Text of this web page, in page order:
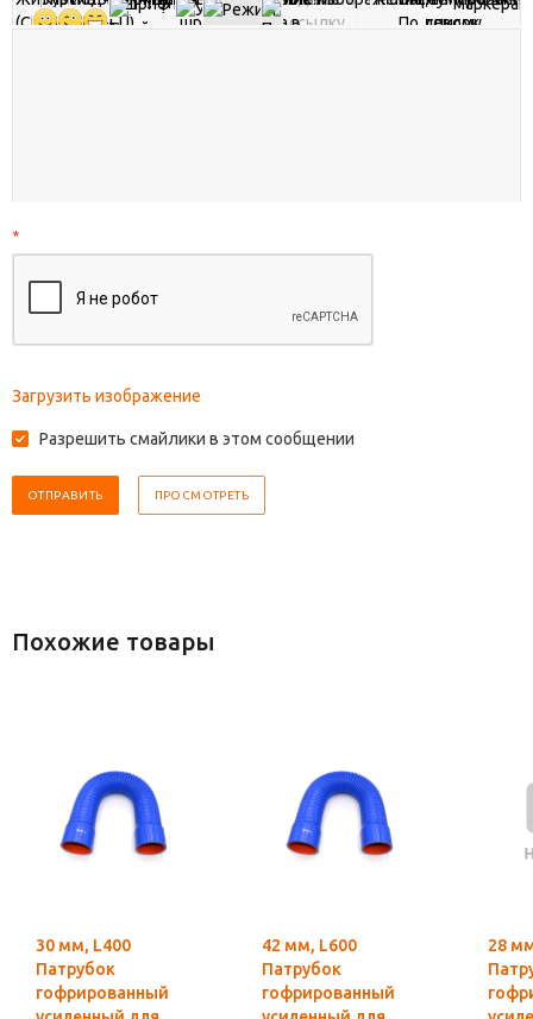
*
Загрузить изображение
Разрешить смайлики в этом сообщении
Похожие товары
30 мм, L400
Патрубок
гофрированный
42 мм, L600
Патрубок
гофрированный
28